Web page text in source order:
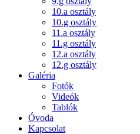
10.a osztály
10.g osztály
11.a osztály
11.g osztály
12.a osztály
12.g osztály
Galéria
Fotók
Videók
Tablók
Óvoda
Kapcsolat